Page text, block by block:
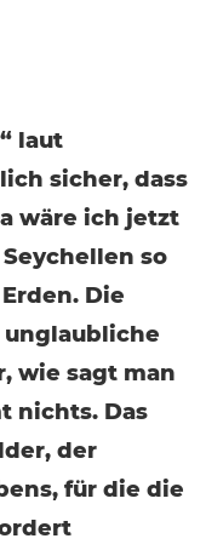
laut
sicher, dass
wäre ich jetzt
so
Die
wie sagt man
nichts. Das
der
für die die